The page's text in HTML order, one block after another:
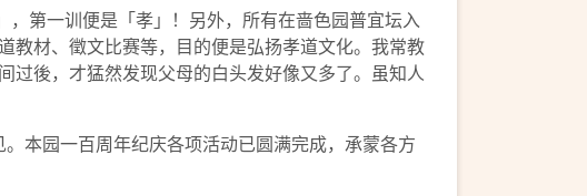
第一训便是「孝」！另外，所有在啬色园普宜坛入
教材、徵文比赛等，目的便是弘扬孝道文化。我常教
过後，才猛然发现父母的白头发好像又多了。虽知人
本园一百周年纪庆各项活动已圆满完成，承蒙各方